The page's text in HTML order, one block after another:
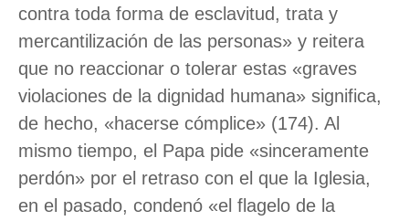
contra toda forma de esclavitud, trata y
mercantilización de las personas» y reitera
que no reaccionar o tolerar estas «graves
violaciones de la dignidad humana» significa,
de hecho, «hacerse cómplice» (174). Al
mismo tiempo, el Papa pide «sinceramente
perdón» por el retraso con el que la Iglesia,
en el pasado, condenó «el flagelo de la